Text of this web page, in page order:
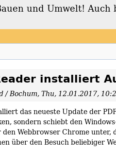
und Umwelt
installiert
/ Bochum,Thu, 12.01.2017,
das neueste Update der
sondern schiebt den
Webbrowser Chrome
über den Besuch beliebiger
und Umwelt!